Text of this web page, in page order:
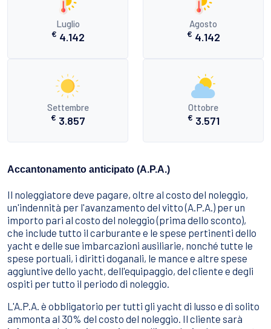
Luglio
€ 4.142
Agosto
€ 4.142
Settembre
€ 3.857
Ottobre
€ 3.571
Accantonamento anticipato (A.P.A.)
Il noleggiatore deve pagare, oltre al costo del noleggio,
un'indennità per l'avanzamento del vitto (A.P.A.) per un
importo pari al costo del noleggio (prima dello sconto),
che include tutto il carburante e le spese pertinenti dello
yacht e delle sue imbarcazioni ausiliarie, nonché tutte le
spese portuali, i diritti doganali, le mance e altre spese
aggiuntive dello yacht, dell'equipaggio, del cliente e degli
ospiti per tutto il periodo di noleggio.
L'A.P.A. è obbligatorio per tutti gli yacht di lusso e di solito
ammonta al 30% del costo del noleggio. Il cliente sarà